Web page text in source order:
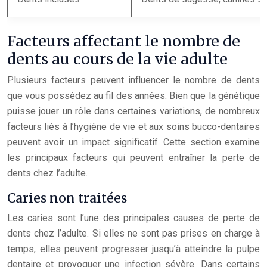
Facteurs affectant le nombre de
dents au cours de la vie adulte
Plusieurs facteurs peuvent influencer le nombre de dents
que vous possédez au fil des années. Bien que la génétique
puisse jouer un rôle dans certaines variations, de nombreux
facteurs liés à l’hygiène de vie et aux soins bucco-dentaires
peuvent avoir un impact significatif. Cette section examine
les principaux facteurs qui peuvent entraîner la perte de
dents chez l’adulte.
Caries non traitées
Les caries sont l’une des principales causes de perte de
dents chez l’adulte. Si elles ne sont pas prises en charge à
temps, elles peuvent progresser jusqu’à atteindre la pulpe
dentaire et provoquer une infection sévère. Dans certains